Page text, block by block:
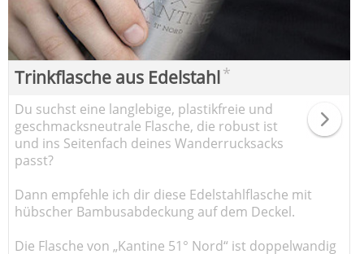
Trinkflasche aus Edelstahl*
Du suchst eine langlebige, plastikfreie und
geschmacksneutrale Flasche, die robust ist
und ins Seitenfach deines Wanderrucksacks
passt?
Dann empfehle ich dir diese Edelstahlflasche mit
hübscher Bambusabdeckung auf dem Deckel.
Die Flasche von „Kantine 51° Nord“ ist doppelwandig